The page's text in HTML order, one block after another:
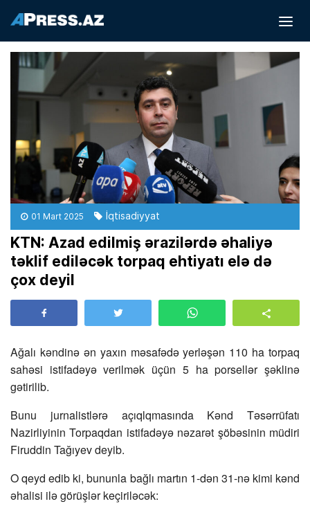
01 Mart 2025 İqtisadiyyat
KTN: Azad edilmiş ərazilərdə əhaliyə
təklif ediləcək torpaq ehtiyatı elə də
çox deyil
Ağalı kəndinə ən yaxın məsafədə yerləşən 110 ha torpaq
sahəsi istifadəyə verilmək üçün 5 ha porsellər şəklinə
gətirilib.
Bunu jurnalistlərə açıqlqmasında Kənd Təsərrüfatı
Nazirliyinin Torpaqdan istifadəyə nəzarət şöbəsinin müdiri
Firuddin Tağıyev deyib.
O qeyd edib ki, bununla bağlı martın 1-dən 31-nə kimi kənd
əhalisi ilə görüşlər keçiriləcək: